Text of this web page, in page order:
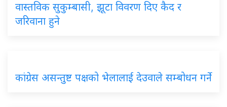
वास्तविक सुकुम्बासी, झूटा विवरण दिए कैद र
जरिवाना हुने
कांग्रेस असन्तुष्ट पक्षको भेलालाई देउवाले सम्बोधन गर्ने